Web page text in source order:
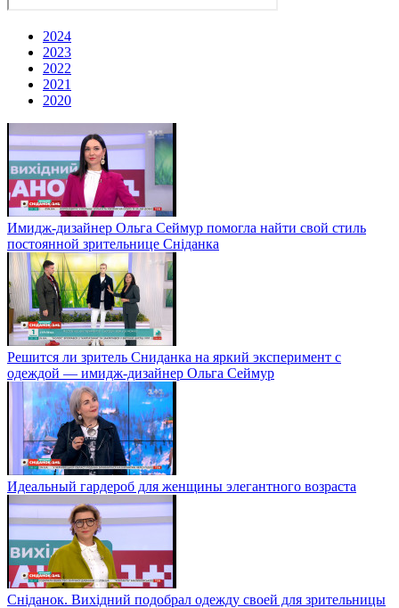
2024
2023
2022
2021
2020
Имидж-дизайнер Ольга Сеймур помогла найти свой стиль
постоянной зрительнице Сніданка
Решится ли зритель Сниданка на яркий эксперимент с
одеждой — имидж-дизайнер Ольга Сеймур
Идеальный гардероб для женщины элегантного возраста
Сніданок. Вихідний подобрал одежду своей для зрительницы